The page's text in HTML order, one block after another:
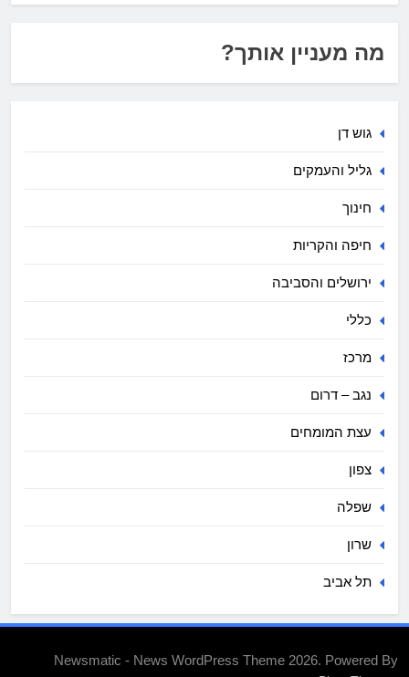
מה מעניין אותך?
גוש דן
גליל והעמקים
חינוך
חיפה והקריות
ירושלים והסביבה
כללי
מרכז
נגב – דרום
עצת המומחים
צפון
שפלה
שרון
תל אביב
Newsmatic - News WordPress Theme 2026. Powered By